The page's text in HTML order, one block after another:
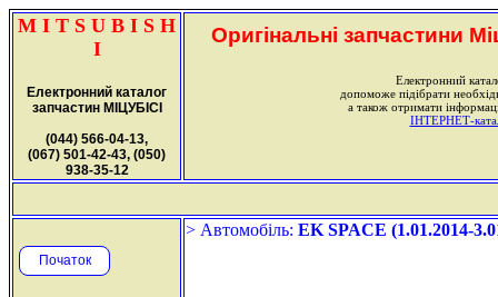
M I T S U B I S H
I
Електронний каталог
запчастин МІЦУБІСІ
(044) 566-04-13,
(067) 501-42-43, (050)
938-35-12
Оригінальні запчастини
Електронний
допоможе підібрати
а також отримати
ІНТЕРНЕТ-
Початок
> Автомобіль: EK SPACE (1.01.2014-